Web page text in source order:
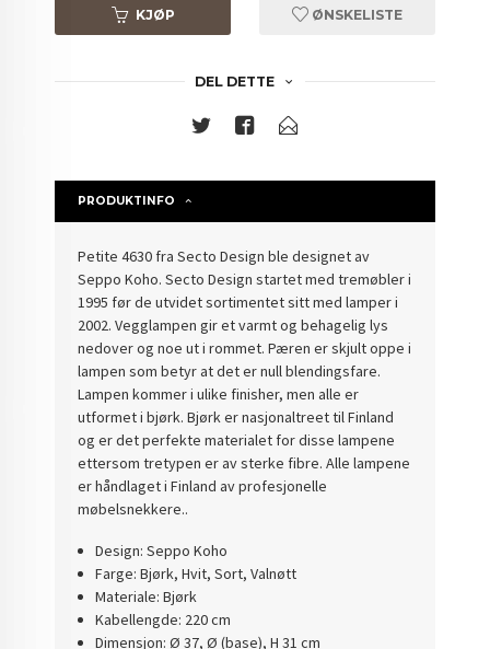
KJØP ØNSKELISTE
DEL DETTE
PRODUKTINFO
Petite 4630 fra Secto Design ble designet av
Seppo Koho. Secto Design startet med tremøbler i
1995 før de utvidet sortimentet sitt med lamper i
2002. Vegglampen gir et varmt og behagelig lys
nedover og noe ut i rommet. Pæren er skjult oppe i
lampen som betyr at det er null blendingsfare.
Lampen kommer i ulike finisher, men alle er
utformet i bjørk. Bjørk er nasjonaltreet til Finland
og er det perfekte materialet for disse lampene
ettersom tretypen er av sterke fibre. Alle lampene
er håndlaget i Finland av profesjonelle
møbelsnekkere..
Design: Seppo Koho
Farge: Bjørk, Hvit, Sort, Valnøtt
Materiale: Bjørk
Kabellengde: 220 cm
Dimensjon: Ø 37, Ø (base), H 31 cm